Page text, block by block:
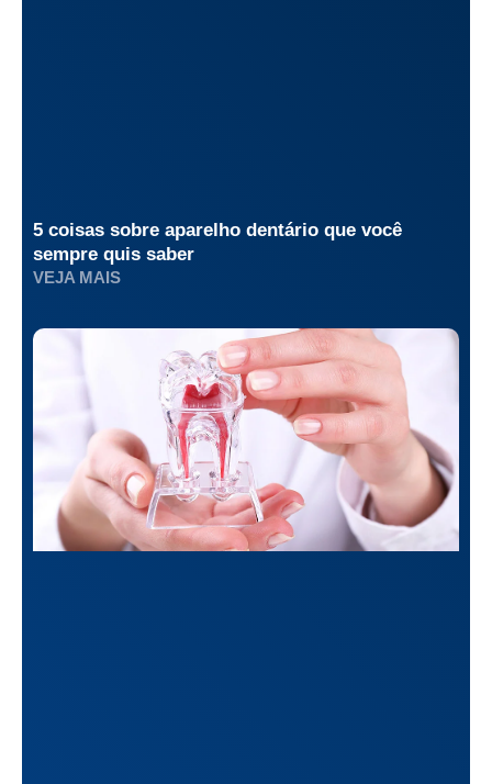
5 coisas sobre aparelho dentário que você
sempre quis saber
VEJA MAIS